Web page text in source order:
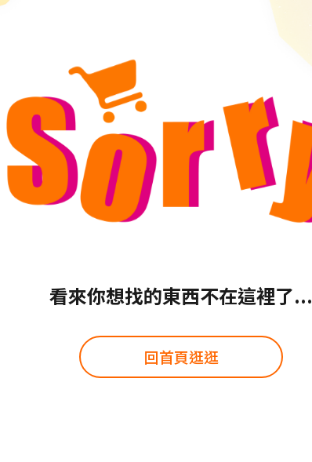
看來你想找的東西不在這裡了...
回首頁逛逛